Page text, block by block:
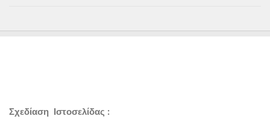
Σχεδίαση Ιστοσελίδας :